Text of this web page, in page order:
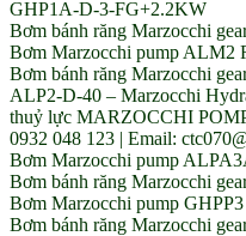
GHP1A-D-3-FG+2.2KW
Bơm bánh răng Marzocchi
Bơm Marzocchi pump ALM2
Bơm bánh răng Marzocchi
ALP2-D-40 – Marzocchi
thuỷ lực MARZOCCHI
0932 048 123 | Email:
Bơm Marzocchi pump
Bơm bánh răng Marzocchi
Bơm Marzocchi pump
Bơm bánh răng Marzocchi